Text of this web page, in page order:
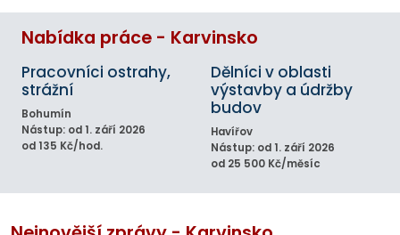
Nabídka práce - Karvinsko
Pracovníci ostrahy,
strážní
Bohumín
Nástup: od 1. září 2026
od 135 Kč/hod.
Dělníci v oblasti
výstavby a údržby
budov
Havířov
Nástup: od 1. září 2026
od 25 500 Kč/měsíc